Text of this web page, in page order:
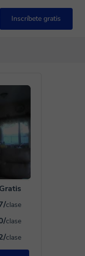
Inscríbete gratis
Gratis
clase
clase
clase